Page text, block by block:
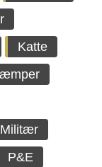
Katte
Militær
P&E